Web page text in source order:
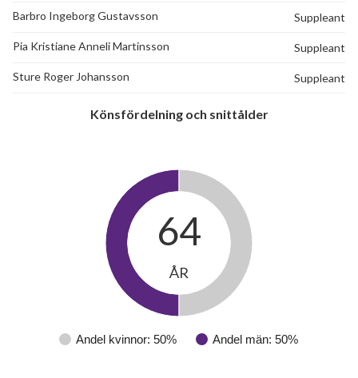
Barbro Ingeborg Gustavsson Suppleant
Pia Kristiane Anneli Martinsson Suppleant
Sture Roger Johansson Suppleant
Könsfördelning och snittålder
Andel kvinnor: 50% Andel män: 50%
64
ÅR